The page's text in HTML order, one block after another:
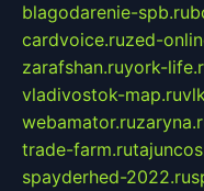
blagodarenie-spb.ru
cardvoice.ruzed-
zarafshan.ruyork-
vladivostok-map.ru
webamator.ru
trade-farm.ru
spayderhed-2022.ru